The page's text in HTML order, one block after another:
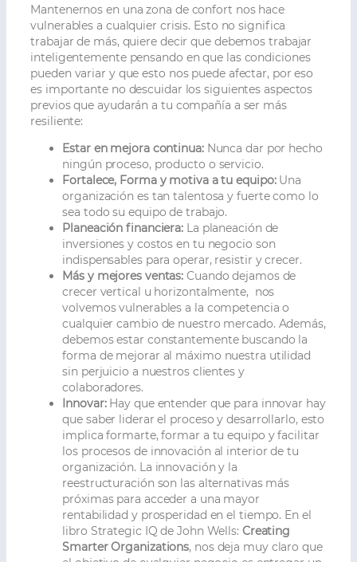
Mantenernos en una zona de confort nos hace
vulnerables a cualquier crisis. Esto no significa
trabajar de más, quiere decir que debemos trabajar
inteligentemente pensando en que las condiciones
pueden variar y que esto nos puede afectar, por eso
es importante no descuidar los siguientes aspectos
previos que ayudarán a tu compañía a ser más
resiliente:
Estar en mejora continua:Nunca dar por hecho
ningún proceso, producto o servicio.
Fortalece, Forma y motiva a tu equipo:Una
organización es tan talentosa y fuerte como lo
sea todo su equipo de trabajo.
Planeación financiera: La planeación de
inversiones y costos en tu negocio son
indispensables para operar, resistir y crecer.
Más y mejores ventas: Cuando dejamos de
crecer vertical u horizontalmente, nos
volvemos vulnerables a la competencia o
cualquier cambio de nuestro mercado. Además,
debemos estar constantemente buscando la
forma de mejorar al máximo nuestra utilidad
sin perjuicio a nuestros clientes y
colaboradores.
Innovar:Hay que entender que para innovar hay
que saber liderar el proceso y desarrollarlo, esto
implica formarte, formar a tu equipo y facilitar
los procesos de innovación al interior de tu
organización. La innovación y la
reestructuración son las alternativas más
próximas para acceder a una mayor
rentabilidad y prosperidad en el tiempo. En el
libro Strategic IQ de John Wells: Creating
Smarter Organizations, nos deja muy claro que